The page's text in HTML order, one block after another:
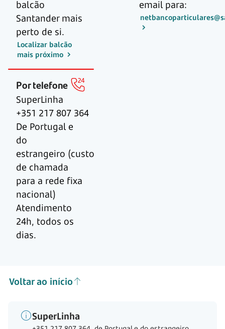
balcão
Santander mais
perto de si.
Localizar balcão
mais próximo
email para:
Por telefone
SuperLinha
+351 217 807 364
De Portugal e
do
estrangeiro (custo
de chamada
para a rede fixa
nacional)
Atendimento
24h, todos os
dias.
Voltar ao início
SuperLinha